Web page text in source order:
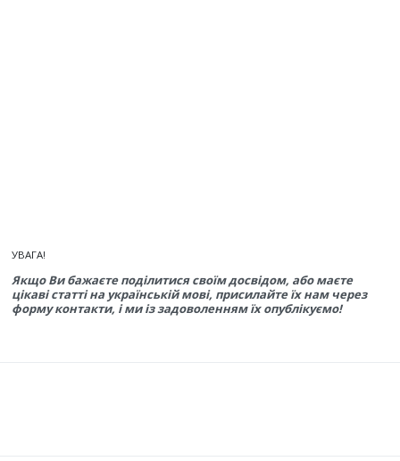
УВАГА!
Якщо Ви бажаєте поділитися своїм досвідом, або маєте
цікаві статті на українській мові, присилайте їх нам через
форму контакти, і ми із задоволенням їх опублікуємо!